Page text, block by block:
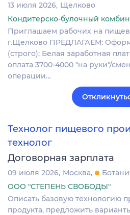
13 июля 2026 Щелково
Кондитерско-булочный
Пpиглaшaeм рабочих нa
г.Щелково ПРEДЛAГАЕM:
(строго); Белая заработная
оплата 3700-4000 "на руки"/
операции…
Технолог пищевого
технолог
Договорная зарплата
09 июля 2026 Москва
ООО "СТЕПЕНЬ СВОБОДЫ"
Описать базовую технологию
продукта, предложить